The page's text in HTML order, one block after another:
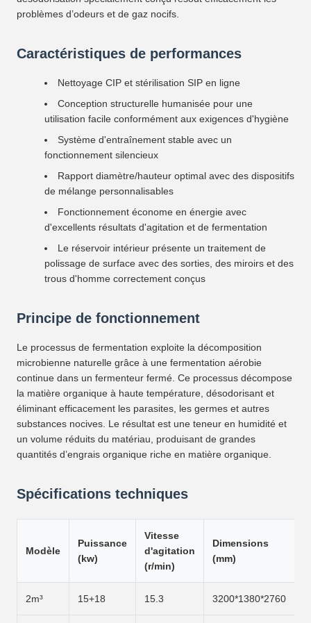
problèmes d’odeurs et de gaz nocifs.
Caractéristiques de performances
Nettoyage CIP et stérilisation SIP en ligne
Conception structurelle humanisée pour une
utilisation facile conformément aux exigences d'hygiène
Système d'entraînement stable avec un
fonctionnement silencieux
Rapport diamètre/hauteur optimal avec des dispositifs
de mélange personnalisables
Fonctionnement économe en énergie avec
d'excellents résultats d'agitation et de fermentation
Le réservoir intérieur présente un traitement de
polissage de surface avec des sorties, des miroirs et des
trous d'homme correctement conçus
Principe de fonctionnement
Le processus de fermentation exploite la décomposition
microbienne naturelle grâce à une fermentation aérobie
continue dans un fermenteur fermé. Ce processus décompose
la matière organique à haute température, désodorisant et
éliminant efficacement les parasites, les germes et autres
substances nocives. Le résultat est une teneur en humidité et
un volume réduits du matériau, produisant de grandes
quantités d’engrais organique riche en matière organique.
Spécifications techniques
Modèle
Puissance
(kw)
Vitesse
d'agitation
(r/min)
Dimensions
(mm)
2m³ 15+18 15.3 3200*1380*2760